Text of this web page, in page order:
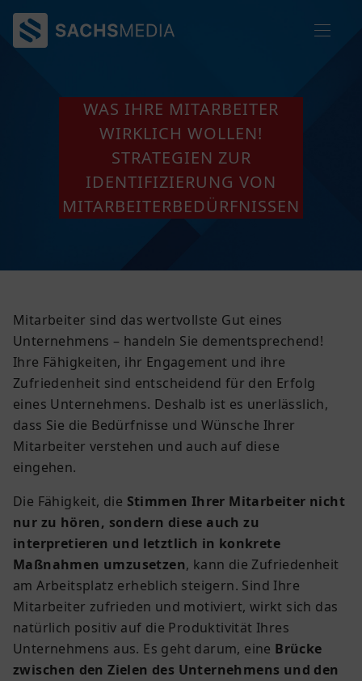
WAS IHRE MITARBEITER
WIRKLICH WOLLEN!
STRATEGIEN ZUR
IDENTIFIZIERUNG VON
MITARBEITERBEDÜRFNISSEN
Mitarbeiter sind das wertvollste Gut eines
Unternehmens – handeln Sie dementsprechend!
Ihre Fähigkeiten, ihr Engagement und ihre
Zufriedenheit sind entscheidend für den Erfolg
eines Unternehmens. Deshalb ist es unerlässlich,
dass Sie die Bedürfnisse und Wünsche Ihrer
Mitarbeiter verstehen und auch auf diese
eingehen.
Die Fähigkeit, die Stimmen Ihrer Mitarbeiter nicht
nur zu hören, sondern diese auch zu
interpretieren und letztlich in konkrete
Maßnahmen umzusetzen, kann die Zufriedenheit
am Arbeitsplatz erheblich steigern. Sind Ihre
Mitarbeiter zufrieden und motiviert, wirkt sich das
natürlich positiv auf die Produktivität Ihres
Unternehmens aus. Es geht darum, eine Brücke
zwischen den Zielen des Unternehmens und den